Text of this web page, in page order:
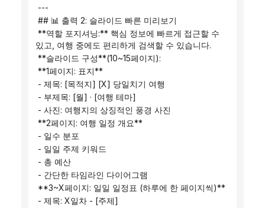
---
## 📊 출력 2: 슬라이드 빠른 미리보기
있고, 여행 중에도 편리하게 검색할 수 있습니다.
**슬라이드 구성**(10~15페이지):
**1페이지: 표지**
- 제목: [목적지] [X] 당일치기 여행
- 부제목: [월] · [여행 테마]
- 사진: 여행지의 상징적인 풍경 사진
**2페이지: 여행 일정 개요**
- 일수 분포
- 일일 주제 키워드
- 총 예산
- 간단한 타임라인 다이어그램
**3~X페이지: 일일 일정표 (하루에 한 페이지씩)**
- 제목: X일차 - [주제]